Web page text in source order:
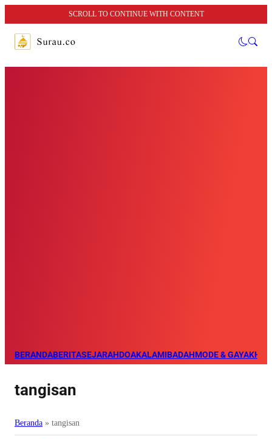
SCROLL TO CONTINUE WITH CONTENT
BERANDABERITASEJARAHDOAKALAMIBADAHMODE & GAYA
tangisan
Beranda » tangisan